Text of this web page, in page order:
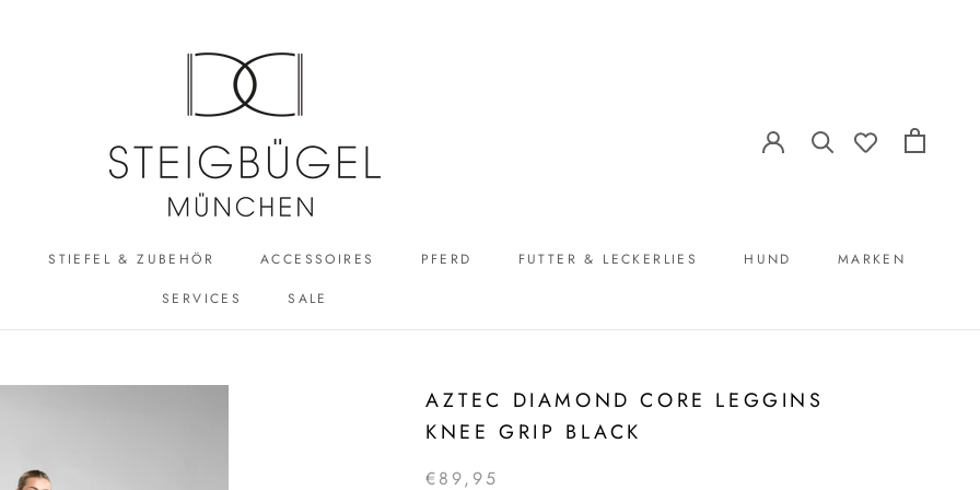
STIEFEL & ZUBEHÖR ACCESSOIRES PFERD FUTTER & LECKERLIES HUND MARKEN
SERVICES
SALE
AZTEC DIAMOND CORE LEGGINS
KNEE GRIP BLACK
€89,95